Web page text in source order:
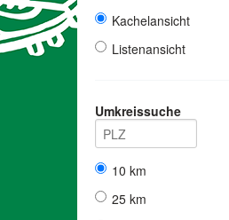
Kachelansicht
Listenansicht
Umkreissuche
10 km
25 km